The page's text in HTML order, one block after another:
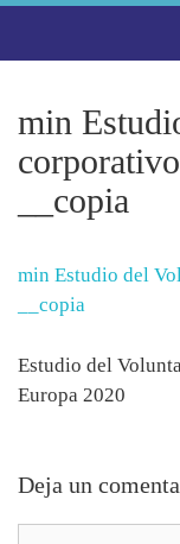
min
__copia
min Estudio del
__copia
Estudio del
Europa 2020
Deja un